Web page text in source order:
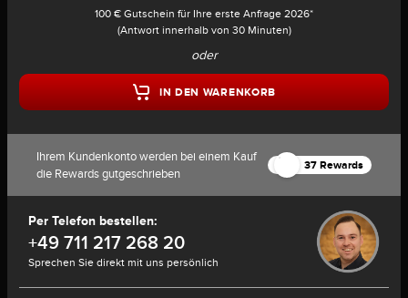
100 € Gutschein für Ihre erste Anfrage 2026*
(Antwort innerhalb von 30 Minuten)
oder
IN DEN WARENKORB
Ihrem Kundenkonto werden bei einem Kauf
die Rewards gutgeschrieben
37 Rewards
Per Telefon bestellen:
+49 711 217 268 20
Sprechen Sie direkt mit uns persönlich